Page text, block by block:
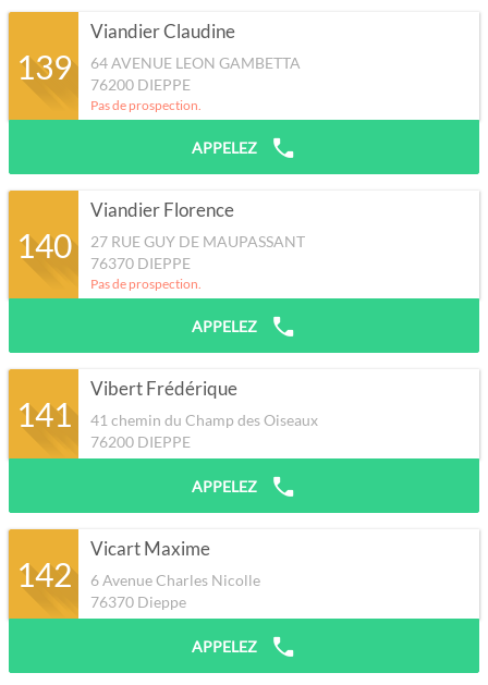
139
Viandier Claudine
64 AVENUE LEON GAMBETTA
76200 DIEPPE
Pas de prospection.
APPELEZ
140
Viandier Florence
27 RUE GUY DE MAUPASSANT
76370 DIEPPE
Pas de prospection.
APPELEZ
141
Vibert Frédérique
41 chemin du Champ des Oiseaux
76200 DIEPPE
APPELEZ
142
Vicart Maxime
6 Avenue Charles Nicolle
76370 Dieppe
APPELEZ